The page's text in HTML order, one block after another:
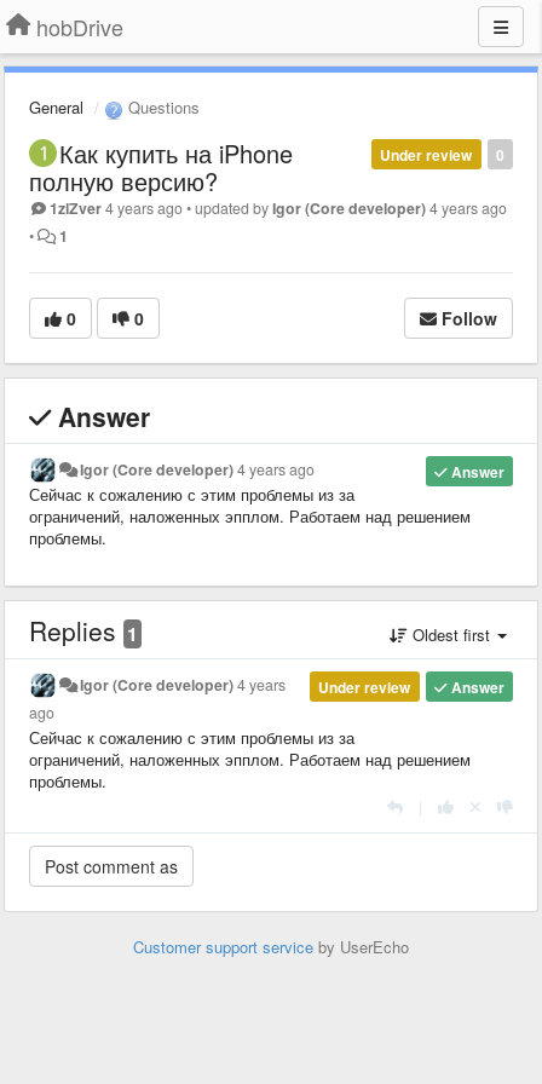
hobDrive
General Questions
0
Under review
Как купить на iPhone
полную версию?
1zlZver4 years ago•updated byIgor (Core developer)4 years ago
•
1
0 0 Follow
Answer
Answer
Igor (Core developer)4 years ago
Сейчас к сожалению с этим проблемы из за
ограничений, наложенных эпплом. Работаем над решением
проблемы.
Replies 1 Oldest first
Answer
Under review
Igor (Core developer)4 years
ago
Сейчас к сожалению с этим проблемы из за
ограничений, наложенных эпплом. Работаем над решением
проблемы.
Customer support service by UserEcho